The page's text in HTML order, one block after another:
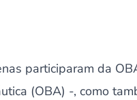
participaram da
(OBA) -, como